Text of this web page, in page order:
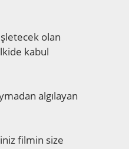
olan
kabul
algılayan
filmin size